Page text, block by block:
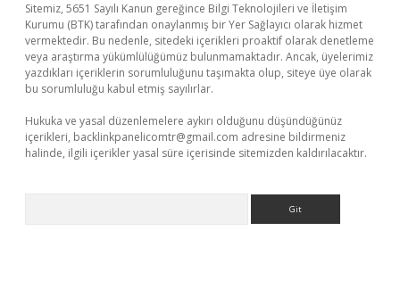
Sitemiz, 5651 Sayılı Kanun gereğince Bilgi Teknolojileri ve İletişim
Kurumu (BTK) tarafından onaylanmış bir Yer Sağlayıcı olarak hizmet
vermektedir. Bu nedenle, sitedeki içerikleri proaktif olarak denetleme
veya araştırma yükümlülüğümüz bulunmamaktadır. Ancak, üyelerimiz
yazdıkları içeriklerin sorumluluğunu taşımakta olup, siteye üye olarak
bu sorumluluğu kabul etmiş sayılırlar.
Hukuka ve yasal düzenlemelere aykırı olduğunu düşündüğünüz
içerikleri, backlinkpanelicomtr@gmail.com adresine bildirmeniz
halinde, ilgili içerikler yasal süre içerisinde sitemizden kaldırılacaktır.